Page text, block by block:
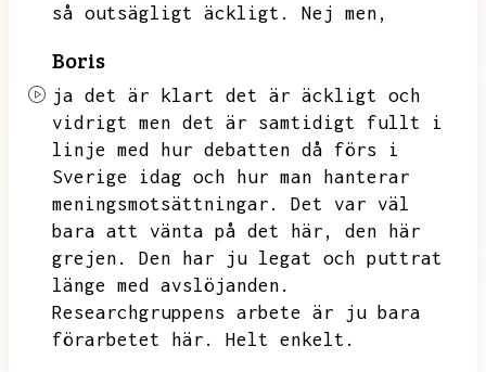
så outsägligt äckligt.
Nej men,
Boris
ja det är klart det är äckligt och
vidrigt men det är samtidigt fullt i
linje med hur debatten då förs i
Sverige idag och hur man hanterar
meningsmotsättningar.
Det var väl
bara att vänta på det här,
den här
grejen.
Den har ju legat och puttrat
länge med avslöjanden.
Researchgruppens arbete är ju bara
förarbetet här.
Helt enkelt.